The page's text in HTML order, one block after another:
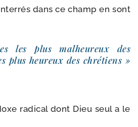
dans ce champ en sont
les plus mal­heu­reux des
plus heu­reux des chré­tiens »
radi­cal dont Dieu seul a le